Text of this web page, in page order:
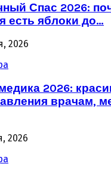
Спас 2026:
есть яблоки до…
2026
2026:
врачам,
2026